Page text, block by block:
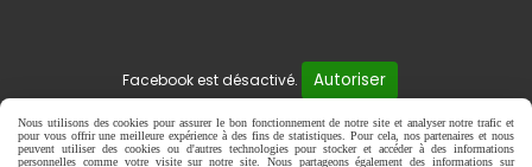
Facebook est désactivé. Autoriser
Mentions Légales Gestion cookies Mon Compte
Nous utilisons des cookies pour assurer le bon fonctionnement de notre site et analyser notre trafic et
pour vous offrir une meilleure expérience à des fins de statistiques. Pour cela, nos partenaires et nous
peuvent utiliser des cookies ou d'autres technologies pour stocker et accéder à des informations
personnelles comme votre visite sur notre site. Nous partageons également des informations sur